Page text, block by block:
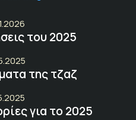
του 2025
της τζαζ
για το 2025